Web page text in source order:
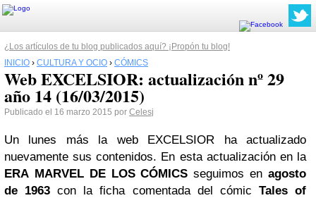
¿Los artículos de tu blog publicados aquí? ¡Propón tu blog!
INICIO › CULTURA Y OCIO › CÓMICS
Web EXCELSIOR: actualización nº 29
año 14 (16/03/2015)
Publicado el 16 marzo 2015 por Celesj
Un lunes más la web EXCELSIOR ha actualizado
nuevamente sus contenidos. En esta actualización en la
ERA MARVEL DE LOS CÓMICS seguimos enagosto
de 1963 con la ficha comentada del cómic Tales of